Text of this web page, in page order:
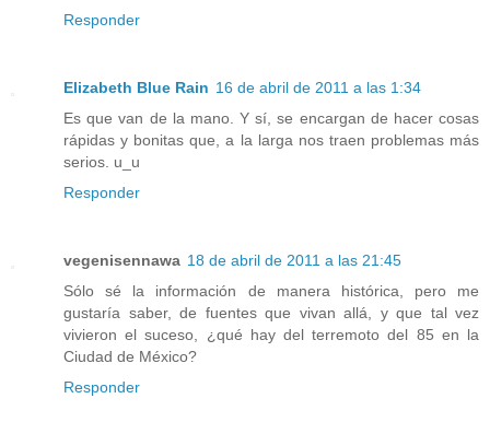
Responder
Elizabeth Blue Rain 16 de abril de 2011 a las 1:34
Es que van de la mano. Y sí, se encargan de hacer cosas
rápidas y bonitas que, a la larga nos traen problemas más
serios. u_u
Responder
vegenisennawa 18 de abril de 2011 a las 21:45
Sólo sé la información de manera histórica, pero me
gustaría saber, de fuentes que vivan allá, y que tal vez
vivieron el suceso, ¿qué hay del terremoto del 85 en la
Ciudad de México?
Responder